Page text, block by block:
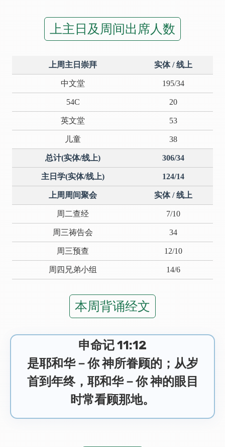
上主日及周间出席人数
上周主日崇拜 实体 / 线上
中文堂 195/34
54C 20
英文堂 53
儿童 38
总计(实体/线上) 306/34
主日学(实体/线上) 124/14
上周周间聚会 实体 / 线上
周二查经 7/10
周三祷告会 34
周三预查 12/10
周四兄弟小组 14/6
本周背诵经文
申命记 11:12
是耶和华－你 神所眷顾的；从岁
首到年终，耶和华－你 神的眼目
时常看顾那地。